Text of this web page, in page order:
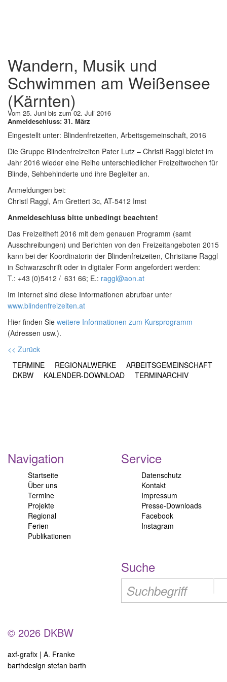
Wandern, Musik und
Schwimmen am Weißensee
(Kärnten)
Vom 25. Juni bis zum 02. Juli 2016
Anmeldeschluss: 31. März
Eingestellt unter: Blindenfreizeiten, Arbeitsgemeinschaft, 2016
Die Gruppe Blindenfreizeiten Pater Lutz – Christl Raggl bietet im
Jahr 2016 wieder eine Reihe unterschiedlicher Freizeitwochen für
Blinde, Sehbehinderte und ihre Begleiter an.
Anmeldungen bei:
Christl Raggl, Am Grettert 3c, AT-5412 Imst
Anmeldeschluss bitte unbedingt beachten!
Das Freizeitheft 2016 mit dem genauen Programm (samt
Ausschreibungen) und Berichten von den Freizeitangeboten 2015
kann bei der Koordinatorin der Blindenfreizeiten, Christiane Raggl
in Schwarzschrift oder in digitaler Form angefordert werden:
T.: +43 (0)5412 631 66; E.: raggl@aon.at
Im Internet sind diese Informationen abrufbar unter
www.blindenfreizeiten.at
Hier finden Sie weitere Informationen zum Kursprogramm
(Adressen usw.).
<< Zurück
TERMINE
REGIONALWERKE
ARBEITSGEMEINSCHAFT
DKBW
KALENDER-DOWNLOAD TERMINARCHIV
Navigation
Startseite
Über uns
Termine
Projekte
Regional
Ferien
Publikationen
Service
Datenschutz
Kontakt
Impressum
Presse-Downloads
Facebook
Instagram
Suche
© 2026 DKBW
axf-grafix | A. Franke
barthdesign stefan barth